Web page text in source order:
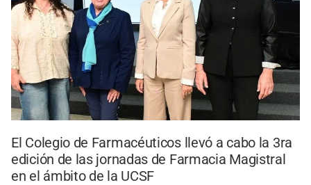
El Colegio de Farmacéuticos llevó a cabo la 3ra
edición de las jornadas de Farmacia Magistral
en el ámbito de la UCSF